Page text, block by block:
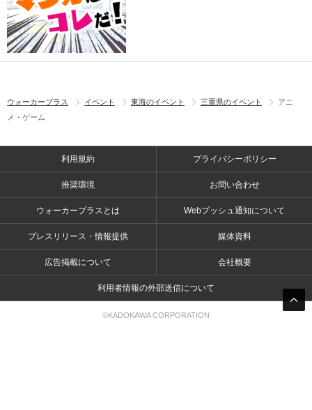
ウォーカープラス イベント 東海のイベント 三重県のイベント
アニ
メ・ゲーム
利用規約 プライバシーポリシー
推奨環境 お問い合わせ
ウォーカープラスとは Webプッシュ通知について
プレスリリース・情報提供 媒体資料
広告掲載について 会社概要
利用者情報の外部送信について
©KADOKAWA CORPORATION